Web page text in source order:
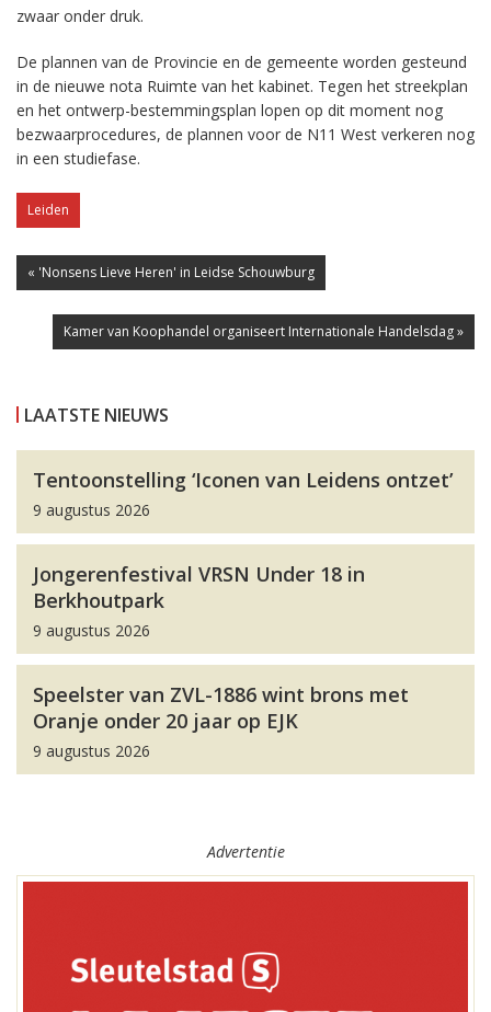
zwaar onder druk.
De plannen van de Provincie en de gemeente worden gesteund
in de nieuwe nota Ruimte van het kabinet. Tegen het streekplan
en het ontwerp-bestemmingsplan lopen op dit moment nog
bezwaarprocedures, de plannen voor de N11 West verkeren nog
in een studiefase.
Leiden
« 'Nonsens Lieve Heren' in Leidse Schouwburg
Kamer van Koophandel organiseert Internationale Handelsdag »
LAATSTE NIEUWS
Tentoonstelling ‘Iconen van Leidens ontzet’
9 augustus 2026
Jongerenfestival VRSN Under 18 in
Berkhoutpark
9 augustus 2026
Speelster van ZVL-1886 wint brons met
Oranje onder 20 jaar op EJK
9 augustus 2026
Advertentie